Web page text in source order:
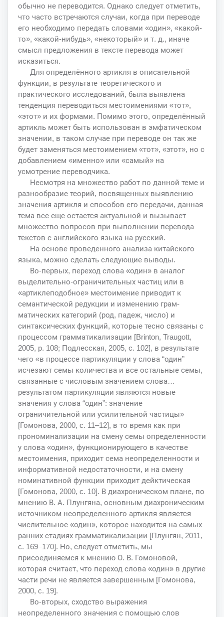
обычно не переводится. Однако следует отметить,
что часто встречаются случаи, когда при переводе
его необходимо передать словами «один», «какой-
то», «какой-нибудь», «некоторый» и т. д., иначе
смысл предложения в тексте перевода может
исказиться.
Для определённого артикля в описательной
функции, в результате теоретического и
практического исследований, была выявлена
тенденция переводиться местоимениями «тот»,
«этот» и их формами. Помимо этого, определённый
артикль может быть использован в эмфатическом
значении, в таком случае при переводе он так же
будет заменяться местоимением «тот», «этот», но с
добавлением «именно» или «самый» на
усмотрение переводчика.
Несмотря на множество работ по данной теме и
разнообразие теорий, посвященных выявлению
значения артикля и способов его передачи, данная
тема все еще остается актуальной и вызывает
множество вопросов при выполнении перевода
текстов с английского языка на русский.
На основе проведенного анализа китайского
языка, можно сделать следующие выводы.
Во-первых, переход слова «один» в аналог
выделительно-ограничительных частиц или в
«артиклеподобное» местоимение приводит к
семантической редукции и изменению грам-
матических категорий (род, падеж, число) и
синтаксических функций, которые тесно связаны с
процессом грамматикализации [Brinton, Traugott,
2005, р. 108; Подлесская, 2005, с. 102], в результате
чего «в процессе партикуляции у слова “один”
исчезают семы количества и все остальные семы,
связанные с числовым значением слова…
результатом партикуляции являются новые
значения у слова “один”: значение
ограничительной или усилительной частицы»
[Гомонова, 2000, c. 11–12], в то время как при
прономинализации на смену семы определенности
у слова «один», функционирующего в качестве
местоимения, приходит сема неопределенности и
информативной недостаточности, и на смену
номинативной функции приходит дейктическая
[Гомонова, 2000, c. 10]. В диахроническом плане, по
мнению В. А. Плунгяна, основным диахроническим
источником неопределенного артикля является
числительное «один», которое находится на самых
ранних стадиях грамматикализации [Плунгян, 2011,
c. 169–170]. Но, следует отметить, мы
присоединяемся к мнению О. В. Гомоновой,
которая считает, что переход слова «один» в другие
части речи не является завершенным [Гомонова,
2000, c. 19].
Во-вторых, сходство выражения
неопределенного значения с помощью слов